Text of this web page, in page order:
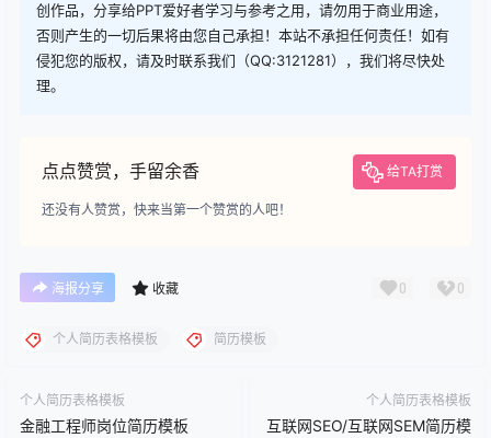
创作品，分享给PPT爱好者学习与参考之用，请勿用于商业用途，
否则产生的一切后果将由您自己承担！本站不承担任何责任！如有
侵犯您的版权，请及时联系我们（QQ:3121281），我们将尽快处
理。
点点赞赏，手留余香 给TA打赏
还没有人赞赏，快来当第一个赞赏的人吧！
海报分享 收藏 0 0
个人简历表格模板 简历模板
个人简历表格模板
金融工程师岗位简历模板
个人简历表格模板
互联网SEO/互联网SEM简历模